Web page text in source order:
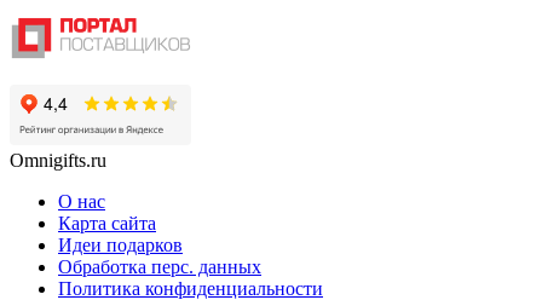
Omnigifts.ru
О нас
Карта сайта
Идеи подарков
Обработка перс. данных
Политика конфиденциальности